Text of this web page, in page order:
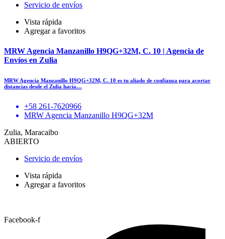
Servicio de envíos
Vista rápida
Agregar a favoritos
MRW Agencia Manzanillo H9QG+32M, C. 10 | Agencia de
Envíos en Zulia
MRW Agencia Manzanillo H9QG+32M, C. 10 es tu aliado de confianza para acortar
distancias desde el Zulia hacia…
+58 261-7620966
MRW Agencia Manzanillo H9QG+32M
Zulia, Maracaibo
ABIERTO
Servicio de envíos
Vista rápida
Agregar a favoritos
Facebook-f